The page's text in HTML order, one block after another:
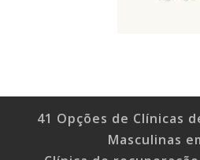
41 Opções de Clínicas
Masculinas